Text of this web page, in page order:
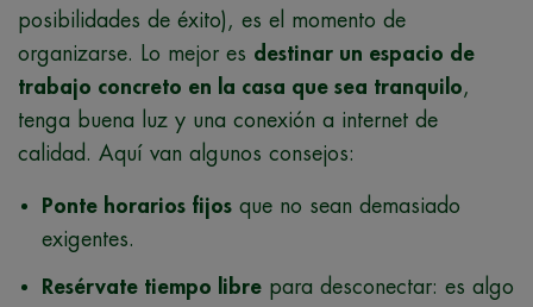
posibilidades de éxito), es el momento de
organizarse. Lo mejor es destinar un espacio de
trabajo concreto en la casa que sea tranquilo
tenga buena luz y una conexión a internet de
calidad. Aquí van algunos consejos:
Ponte horarios fijos que no sean demasiado
exigentes.
Resérvate tiempo libre para desconectar: es algo